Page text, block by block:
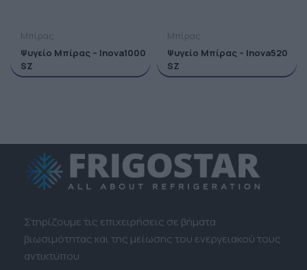
Μπίρας
Ψυγείο Μπίρας – Inova1000
SZ
Μπίρας
Ψυγείο Μπίρας – Inova520
SZ
Στηρίζουμε τις επιχειρήσεις σε βήματα
βιωσιμότητας και της μείωσης του ενεργειακού τους
αντικτύπου